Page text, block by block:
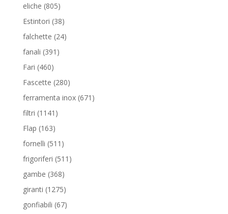
eliche 805805
prodotti
Estintori 3838
prodotti
falchette 2424
fanali 391 391
Fari 460460
prodotti
Fascette 280280
prodotti
ferramenta inox 671 671
filtri 1141 1141
Flap 163163
prodotti
fornelli 511 511
prodotti
frigoriferi 511 511
gambe 368368
prodotti
giranti 12751275
prodotti
gonfiabili 6767